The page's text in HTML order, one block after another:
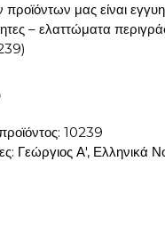
μας είναι
– ελαττώματα
10239
Γεώργιος Α', Ελληνικά